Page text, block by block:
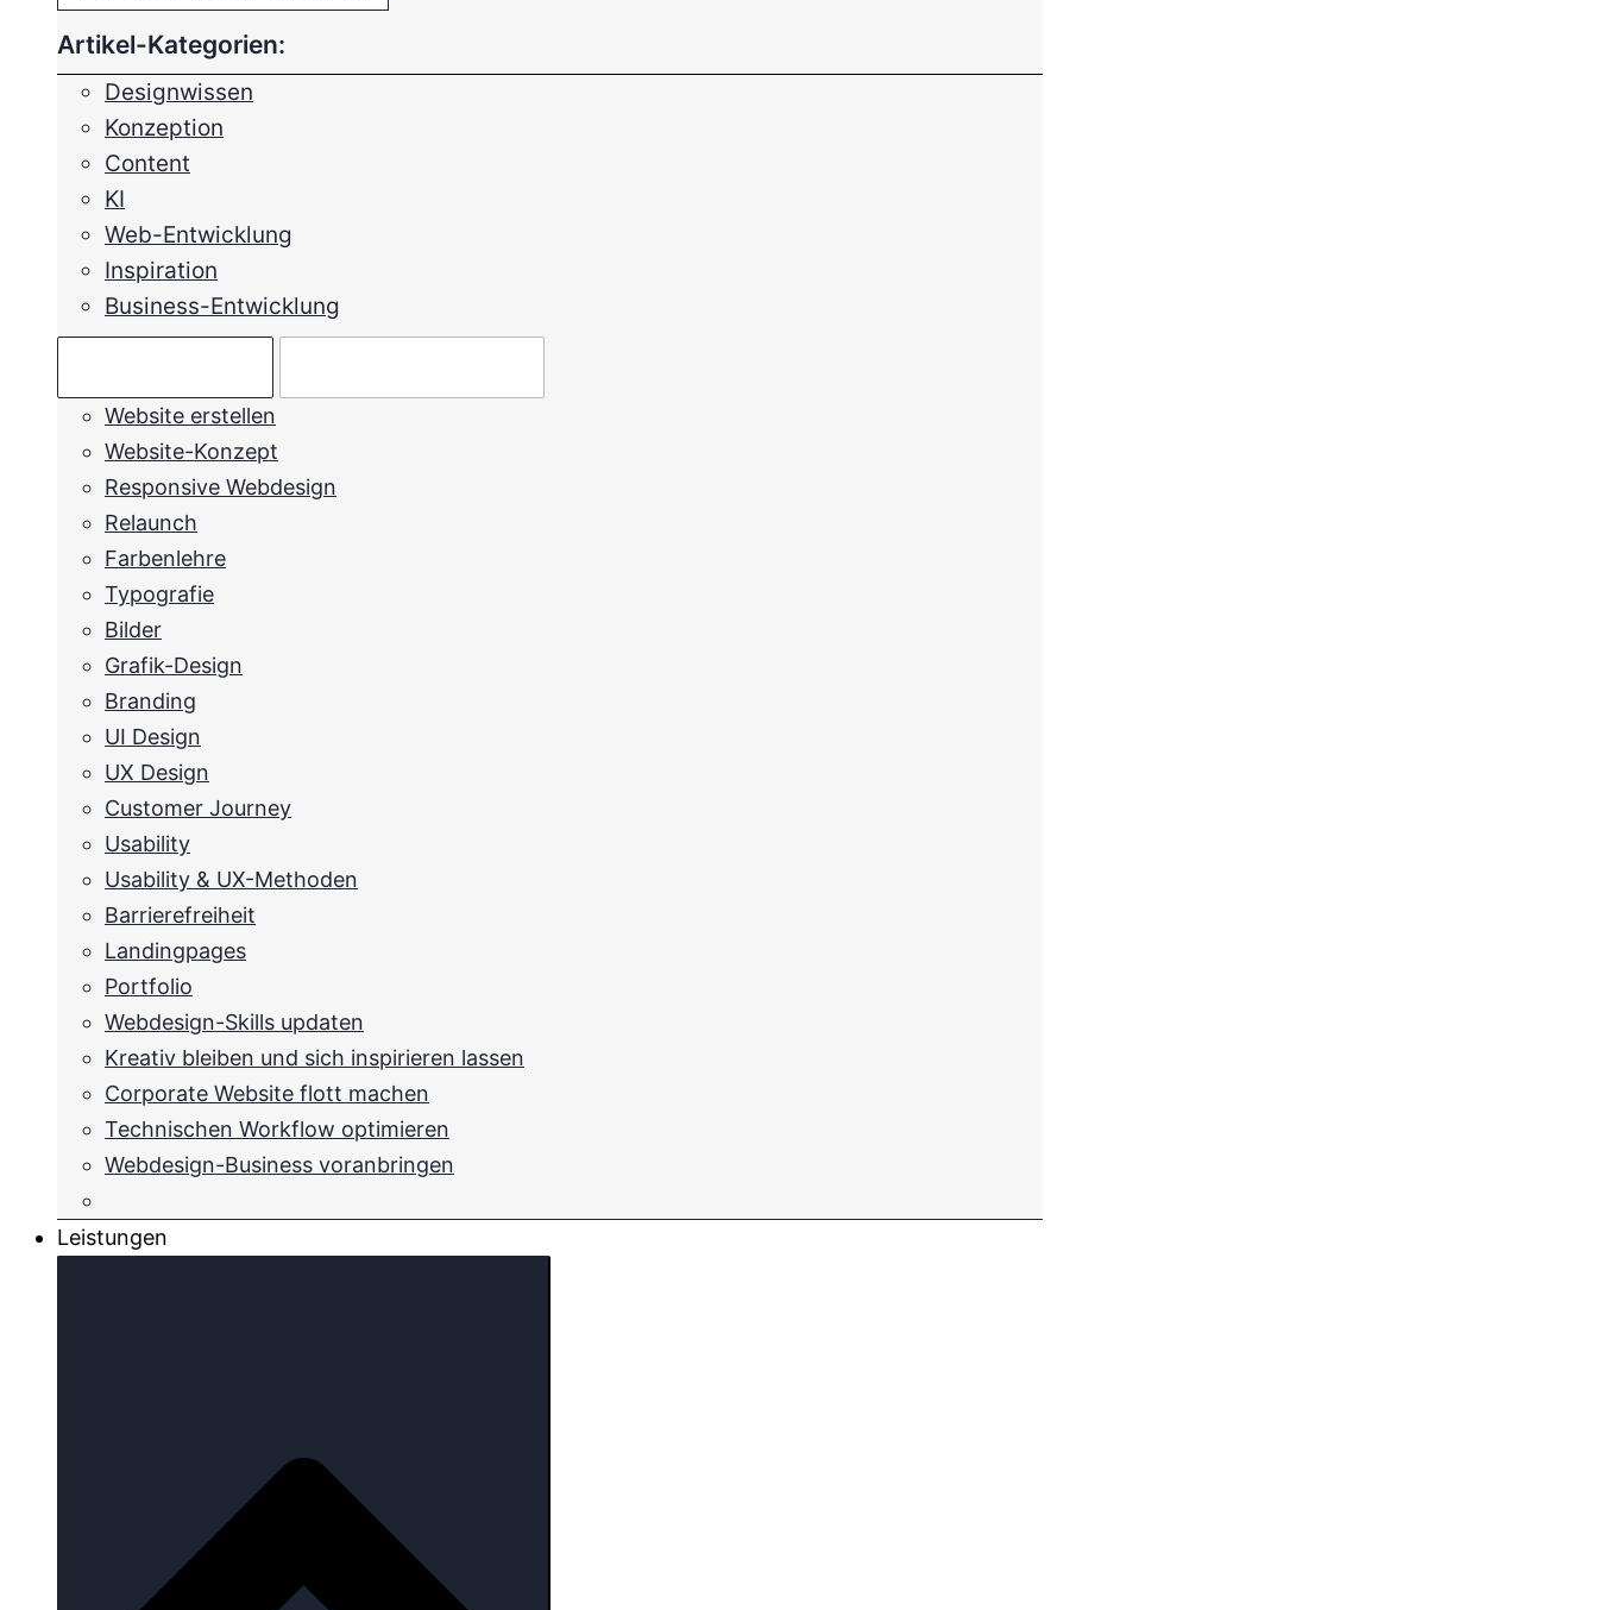
Artikel-Kategorien:
Designwissen
Konzeption
Content
KI
Web-Entwicklung
Inspiration
Business-Entwicklung
Website erstellen
Website-Konzept
Responsive Webdesign
Relaunch
Farbenlehre
Typografie
Bilder
Grafik-Design
Branding
UI Design
UX Design
Customer Journey
Usability
Usability & UX-Methoden
Barrierefreiheit
Landingpages
Portfolio
Webdesign-Skills updaten
Kreativ bleiben und sich inspirieren lassen
Corporate Website flott machen
Technischen Workflow optimieren
Webdesign-Business voranbringen
Leistungen